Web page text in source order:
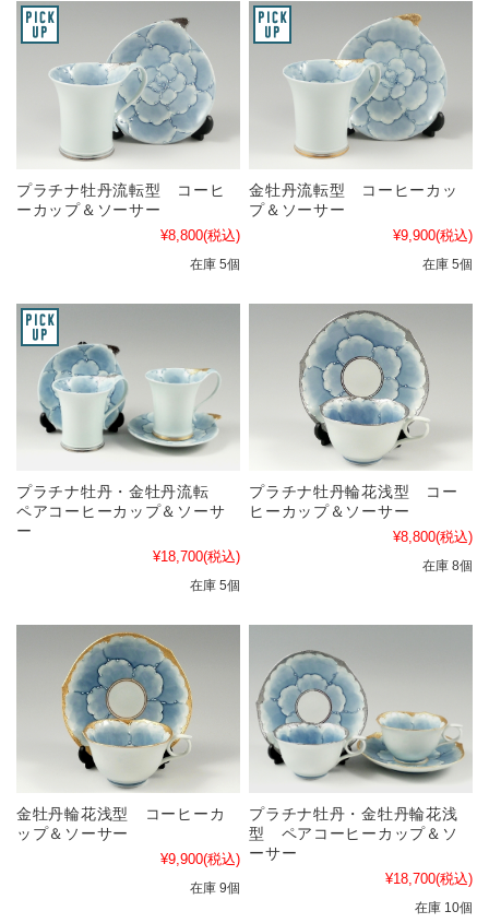
プラチナ牡丹流転型 コーヒ
ーカップ＆ソーサー
¥8,800(税込)
在庫 5個
金牡丹流転型 コーヒーカッ
プ＆ソーサー
¥9,900(税込)
在庫 5個
プラチナ牡丹・金牡丹流転
ペアコーヒーカップ＆ソーサ
ー
¥18,700(税込)
在庫 5個
プラチナ牡丹輪花浅型 コー
ヒーカップ＆ソーサー
¥8,800(税込)
在庫 8個
金牡丹輪花浅型 コーヒーカ
ップ＆ソーサー
¥9,900(税込)
在庫 9個
プラチナ牡丹・金牡丹輪花浅
型 ペアコーヒーカップ＆ソ
ーサー
¥18,700(税込)
在庫 10個